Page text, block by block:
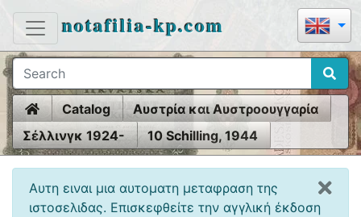
notafilia-kp.com
HomeCatalog
Αυστρία και Αυστροουγγαρία
Σέλλινγκ 1924-
10 Schilling, 1944
Αυτη ειναι μια αυτοματη μεταφραση της
ιστοσελιδας. Επισκεφθείτε την αγγλική έκδοση